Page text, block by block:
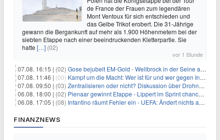
de France der Frauen zum legendären
Mont Ventoux für sich entschieden und
das Gelbe Trikot erobert. Die 31-Jährige
gewann die Bergankunft auf mehr als 1.900 Höhenmetern bei der
siebten Etappe nach einer beeindruckenden Kletterpartie. Sie
hatte […] (02)
vor 1 Stunde
07.08. 16:15 | (02) Gose bejubelt EM-Gold - Wellbrock in der Seine ausgebremst
07.08. 11:46 | (00) Kampf um die Macht: Wer ist für und wer gegen Infantino?
07.08. 09:50 | (03) Zentralisieren oder nicht? Diskussion über Drohnenabwehr
06.08. 18:00 | (02) Pienaar gewinnt Etappe - Lippert im Sprint chancenlos
06.08. 17:05 | (08) Infantino räumt Fehler ein - UEFA: Ändert nichts an Boykott
FINANZNEWS